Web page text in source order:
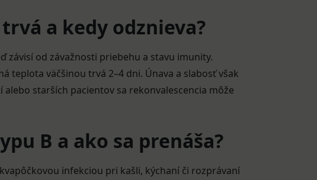
a kedy odznieva?
závisí od závažnosti priebehu a stavu imunity.
teplota väčšinou trvá 2–4 dni. Únava a slabosť však
starších pacientov sa rekonvalescencia môže
B a ako sa prenáša?
infekciou pri kašli, kýchaní či rozprávaní